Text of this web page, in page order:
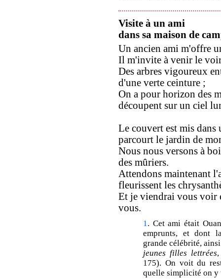
Visite à un ami
dans sa maison de
Un ancien ami m'offre
Il m'invite à venir le voir
Des arbres vigoureux
d'une verte ceinture ;
On a pour horizon des
découpent sur un ciel
Le couvert est mis
parcourt le jardin de
Nous nous versons à
des mûriers.
Attendons maintenant
fleurissent les
Et je viendrai vous voir
vous.
1. Cet ami était
emprunts, et dont
grande célébrité,
jeunes filles lettrées
175). On voit du
quelle simplicité on